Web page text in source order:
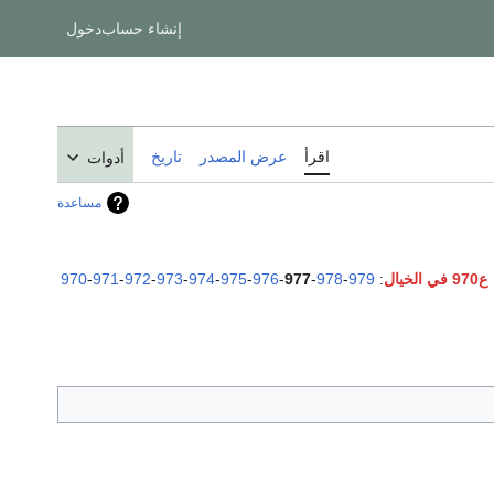
إنشاء حسابدخول
اقرأ عرض المصدر تاريخ أدوات
مساعدة
ع970 في الخيال :
970-971-972-973-974-975-976-977-978-979